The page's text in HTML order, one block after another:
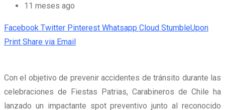
11 meses ago
Facebook Twitter Pinterest Whatsapp Cloud StumbleUpon
Print Share via Email
Con el objetivo de prevenir accidentes de tránsito durante las
celebraciones de Fiestas Patrias, Carabineros de Chile ha
lanzado un impactante spot preventivo junto al reconocido